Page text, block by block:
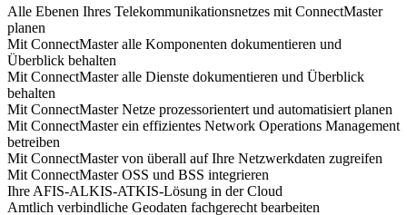
Alle Ebenen Ihres Telekommunikationsnetzes mit ConnectMaster
planen
Mit ConnectMaster alle Komponenten dokumentieren und
Überblick behalten
Mit ConnectMaster alle Dienste dokumentieren und Überblick
behalten
Mit ConnectMaster Netze prozessorientert und automatisiert planen
Mit ConnectMaster ein effizientes Network Operations Management
betreiben
Mit ConnectMaster von überall auf Ihre Netzwerkdaten zugreifen
Mit ConnectMaster OSS und BSS integrieren
Ihre AFIS-ALKIS-ATKIS-Lösung in der Cloud
Amtlich verbindliche Geodaten fachgerecht bearbeiten